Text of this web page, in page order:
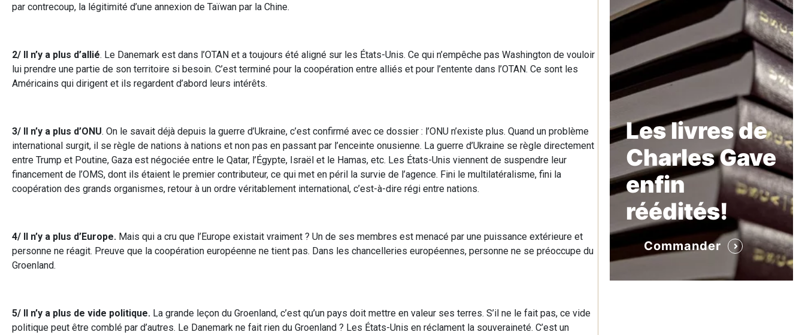
par contrecoup, la légitimité d’une annexion de Taïwan par la Chine.
2/ Il n’y a plus d’allié. Le Danemark est dans l’OTAN et a toujours été aligné sur les États-Unis. Ce qui n’empêche pas Washington de vouloir
lui prendre une partie de son territoire si besoin. C’est terminé pour la coopération entre alliés et pour l’entente dans l’OTAN. Ce sont les
Américains qui dirigent et ils regardent d’abord leurs intérêts.
3/ Il n’y a plus d’ONU. On le savait déjà depuis la guerre d’Ukraine, c’est confirmé avec ce dossier : l’ONU n’existe plus. Quand un problème
international surgit, il se règle de nations à nations et non pas en passant par l’enceinte onusienne. La guerre d’Ukraine se règle directement
entre Trump et Poutine, Gaza est négociée entre le Qatar, l’Égypte, Israël et le Hamas, etc. Les États-Unis viennent de suspendre leur
financement de l’OMS, dont ils étaient le premier contributeur, ce qui met en péril la survie de l’agence. Fini le multilatéralisme, fini la
coopération des grands organismes, retour à un ordre véritablement international, c’est-à-dire régi entre nations.
4/ Il n’y a plus d’Europe. Mais qui a cru que l’Europe existait vraiment ? Un de ses membres est menacé par une puissance extérieure et
personne ne réagit. Preuve que la coopération européenne ne tient pas. Dans les chancelleries européennes, personne ne se préoccupe du
Groenland.
5/ Il n’y a plus de vide politique. La grande leçon du Groenland, c’est qu’un pays doit mettre en valeur ses terres. S’il ne le fait pas, ce vide
politique peut être comblé par d’autres. Le Danemark ne fait rien du Groenland ? Les États-Unis en réclament la souveraineté. C’est un
Les livres de
Charles Gave
enfin
réédités!
Commander